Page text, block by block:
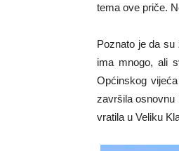
tema ove priče.
Poznato je da su
ima mnogo, ali
Općinskog
završila osnovnu
vratila u Veliku